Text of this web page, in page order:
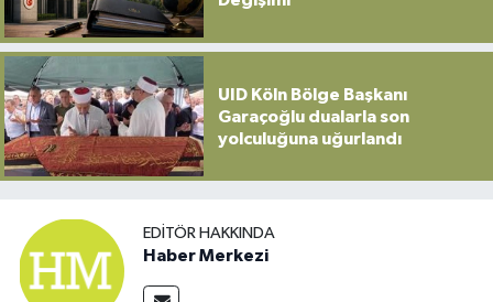
UID Köln Bölge Başkanı
Garaçoğlu dualarla son
yolculuğuna uğurlandı
EDITÖR HAKKINDA
Haber Merkezi